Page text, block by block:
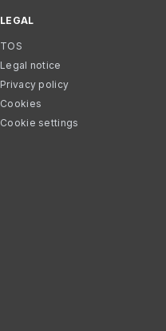
LEGAL
TOS
Legal notice
Privacy policy
Cookies
Cookie settings